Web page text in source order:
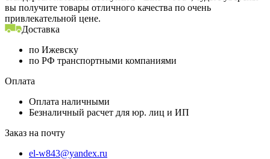
вы получите товары отличного качества по очень
привлекательной цене.
Доставка
по Ижевску
по РФ транспортными компаниями
Оплата
Оплата наличными
Безналичный расчет для юр. лиц и ИП
Заказ на почту
el-w843@yandex.ru